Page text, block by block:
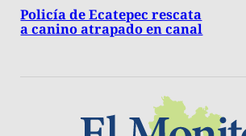
Policía de Ecatepec rescata
a canino atrapado en canal